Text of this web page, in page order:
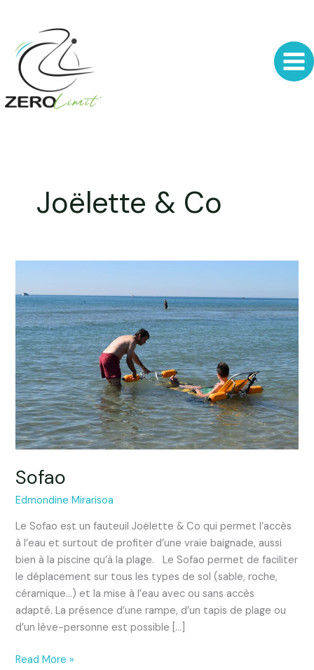
contenu
Joëlette & Co
Sofao
Edmondine Mirarisoa
Le Sofao est un fauteuil Joëlette & Co qui permet l’accès
à l’eau et surtout de profiter d’une vraie baignade, aussi
bien à la piscine qu’à la plage. Le Sofao permet de faciliter
le déplacement sur tous les types de sol (sable, roche,
céramique…) et la mise à l’eau avec ou sans accès
adapté. La présence d’une rampe, d’un tapis de plage ou
d’un lève-personne est possible […]
Read More »